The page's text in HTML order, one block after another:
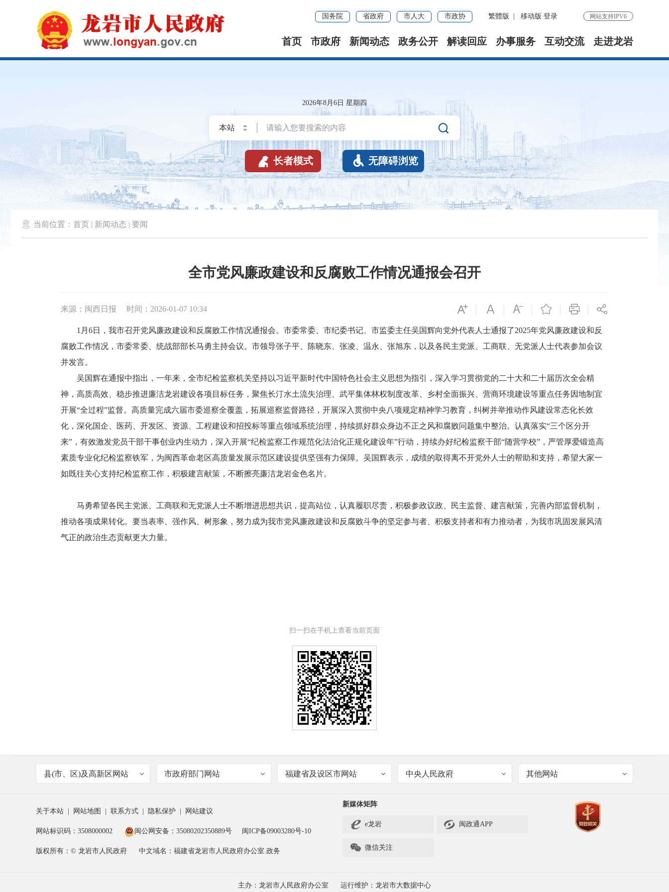
国务院 省政府 市人大 市政协 繁體版 移动版 登录 网站支持IPV6
首页 市政府 新闻动态 政务公开 解读回应 办事服务 互动交流 走进龙岩
2026年8月6日 星期四

 长者模式  无障碍浏览
 当前位置： 首页 | 新闻动态 | 要闻
全市党风廉政建设和反腐败工作情况通报会召开
来源：闽西日报 时间：2026-01-07 10:34
1月6日，我市召开党风廉政建设和反腐败工作情况通报会。市委常委、市纪委书记、市监委主任吴国辉向党外代表人士通报了2025年党风廉政建设和反
腐败工作情况，市委常委、统战部部长马勇主持会议。市领导张子平、陈晓东、张凌、温永、张旭东，以及各民主党派、工商联、无党派人士代表参加会议
并发言。
吴国辉在通报中指出，一年来，全市纪检监察机关坚持以习近平新时代中国特色社会主义思想为指引，深入学习贯彻党的二十大和二十届历次全会精
神，高质高效、稳步推进廉洁龙岩建设各项目标任务，聚焦长汀水土流失治理、武平集体林权制度改革、乡村全面振兴、营商环境建设等重点任务因地制宜
开展“全过程”监督。高质量完成六届市委巡察全覆盖，拓展巡察监督路径，开展深入贯彻中央八项规定精神学习教育，纠树并举推动作风建设常态化长效
化，深化国企、医药、开发区、资源、工程建设和招投标等重点领域系统治理，持续抓好群众身边不正之风和腐败问题集中整治。认真落实“三个区分开
来”，有效激发党员干部干事创业内生动力，深入开展“纪检监察工作规范化法治化正规化建设年”行动，持续办好纪检监察干部“随营学校”，严管厚爱锻造高
素质专业化纪检监察铁军，为闽西革命老区高质量发展示范区建设提供坚强有力保障。吴国辉表示，成绩的取得离不开党外人士的帮助和支持，希望大家一
如既往关心支持纪检监察工作，积极建言献策，不断擦亮廉洁龙岩金色名片。
马勇希望各民主党派、工商联和无党派人士不断增进思想共识，提高站位，认真履职尽责，积极参政议政、民主监督、建言献策，完善内部监督机制，
推动各项成果转化。要当表率、强作风、树形象，努力成为我市党风廉政建设和反腐败斗争的坚定参与者、积极支持者和有力推动者，为我市巩固发展风清
气正的政治生态贡献更大力量。
扫一扫在手机上查看当前页面
县(市、区)及高新区网站 市政府部门网站 福建省及设区市网站 中央人民政府 其他网站
关于本站 网站地图 联系方式 隐私保护 网站建议
网站标识码：3508000002 闽公网安备：35080202350889号 闽ICP备09003280号-10
版权所有：© 龙岩市人民政府 中文域名：福建省龙岩市人民政府办公室.政务
新媒体矩阵
e龙岩  闽政通APP
 微信关注
主办：龙岩市人民政府办公室 运行维护：龙岩市大数据中心